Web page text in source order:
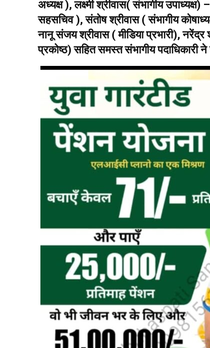
अध्यक्ष ), लक्ष्मी श्रीवास( संभागीय
सहसचिव ), संतोष श्रीवास ( संभागीय
नानू संजय श्रीवास ( मीडिया प्रभारी), नरेंद्र
प्रकोष्ठ) सहित समस्त संभागीय